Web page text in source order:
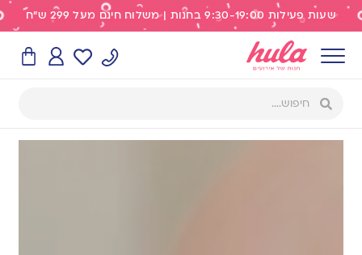
שעות פעילות 9:30-19:00 בחנות | משלוח חינם מעל 299 ש"ח